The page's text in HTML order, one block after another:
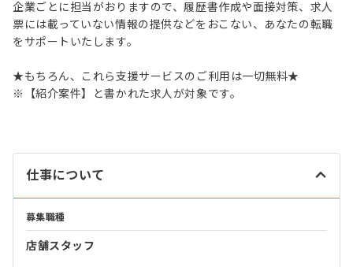
企業ごとに担当がおりますので、履歴書作成や面接対策、求人
票には載っていない情報の提供などをおこない、あなたの転職
をサポートいたします。
★もちろん、これら支援サービスのご利用は一切無料★
※【紹介案件】と書かれた求人が対象です。
仕事について
募集職種
店舗スタッフ